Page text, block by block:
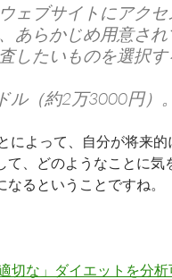
ェブサイトにアク
あらかじめ用意さ
したいものを選択す
ル（約2万3000円）。
によって、自分が将来
て、どのようなことに気
るということですね。
切な」ダイエットを分